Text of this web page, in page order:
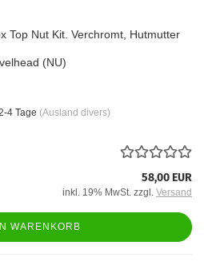
Top Nut Kit. Verchromt, Hutmutter
(NU)
4 Tage (Ausland divers)
58,00 EUR
inkl. 19% MwSt. zzgl. Versand
WARENKORB